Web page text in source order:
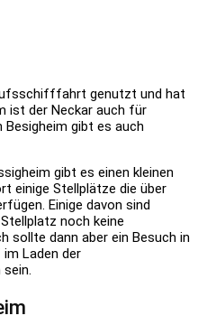
genutzt und hat
ist der Neckar auch für
Besigheim gibt es auch
gibt es einen kleinen
einige Stellplätze die über
Einige davon sind
noch keine
sollte dann aber ein Besuch in
Laden der